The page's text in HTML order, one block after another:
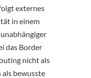
externes
in einem
das Border
nicht als
bewusste